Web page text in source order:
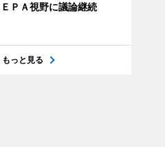
ＥＰＡ視野に議論継続
もっと見る